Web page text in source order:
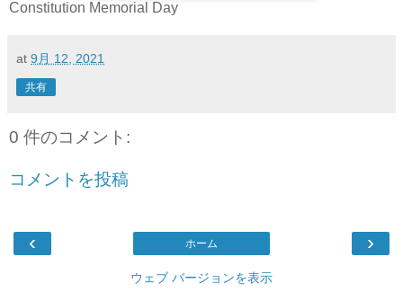
Constitution Memorial Day
at 9月 12, 2021
共有
0 件のコメント:
コメントを投稿
‹ ›
ホーム
ウェブ バージョンを表示